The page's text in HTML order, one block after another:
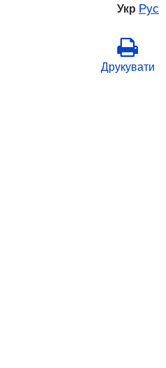
Укр Рус
Друкувати